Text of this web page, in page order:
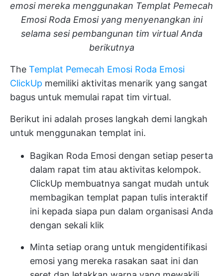
emosi mereka menggunakan Templat Pemecah
Emosi Roda Emosi yang menyenangkan ini
selama sesi pembangunan tim virtual Anda
berikutnya
The Templat Pemecah Emosi Roda Emosi
ClickUp memiliki aktivitas menarik yang sangat
bagus untuk memulai rapat tim virtual.
Berikut ini adalah proses langkah demi langkah
untuk menggunakan templat ini.
Bagikan Roda Emosi dengan setiap peserta
dalam rapat tim atau aktivitas kelompok.
ClickUp membuatnya sangat mudah untuk
membagikan templat papan tulis interaktif
ini kepada siapa pun dalam organisasi Anda
dengan sekali klik
Minta setiap orang untuk mengidentifikasi
emosi yang mereka rasakan saat ini dan